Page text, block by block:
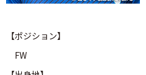
【ポジション】
FW